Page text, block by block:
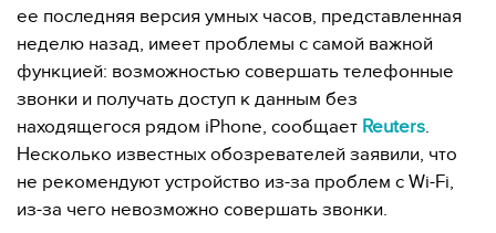
ее последняя версия умных часов, представленная
неделю назад, имеет проблемы с самой важной
функцией: возможностью совершать телефонные
звонки и получать доступ к данным без
находящегося рядом iPhone, сообщает Reuters.
Несколько известных обозревателей заявили, что
не рекомендуют устройство из-за проблем с Wi-Fi,
из-за чего невозможно совершать звонки.